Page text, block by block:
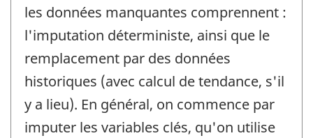
les données manquantes comprennent :
l'imputation déterministe, ainsi que le
remplacement par des données
historiques (avec calcul de tendance, s'il
y a lieu). En général, on commence par
imputer les variables clés, qu'on utilise